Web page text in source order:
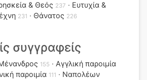
& Θεός 237
Ευτυχία &
231 Θάνατος 226
συγγραφείς
155 Αγγλική παροιμία
παροιμία 111
Ναπολέων